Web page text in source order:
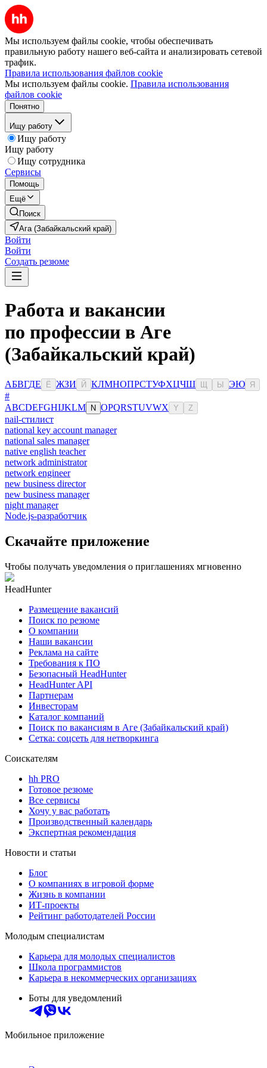
Мы используем файлы cookie, чтобы обеспечивать
правильную работу нашего веб-сайта и анализировать сетевой
трафик.
Правила использования файлов cookie
Мы используем файлы cookie. Правила использования
файлов cookie
Понятно
Ищу работу
Ищу работу
Ищу работу
Ищу сотрудника
Сервисы
Помощь
Ещё
Поиск
Ага (Забайкальский край)
Войти
Войти
Создать резюме
Работа и вакансии
по профессии в Аге
(Забайкальский край)
АБВГДЕ Ё ЖЗИ Й КЛМНОПРСТУФХЦЧШ Ы ЭЮ Я
#
ABCDEFGHIJKLM N OPQRSTUVWX Y Z
nail-стилист
national key account manager
national sales manager
native english teacher
network administrator
network engineer
new business director
new business manager
night manager
Node.js-разработчик
Скачайте приложение
Чтобы получать уведомления о приглашениях мгновенно
HeadHunter
Размещение вакансий
Поиск по резюме
О компании
Наши вакансии
Реклама на сайте
Требования к ПО
Безопасный HeadHunter
HeadHunter API
Партнерам
Инвесторам
Каталог компаний
Поиск по вакансиям в Аге (Забайкальский край)
Сетка: соцсеть для нетворкинга
Соискателям
hh PRO
Готовое резюме
Все сервисы
Хочу у вас работать
Производственный календарь
Экспертная рекомендация
Новости и статьи
Блог
О компаниях в игровой форме
Жизнь в компании
ИТ-проекты
Рейтинг работодателей России
Молодым специалистам
Карьера для молодых специалистов
Школа программистов
Карьера в некоммерческих организациях
Боты для уведомлений
Мобильное приложение